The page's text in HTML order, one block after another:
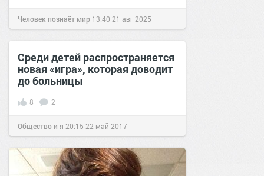
Человек познаёт мир 13:40 21 авг 2025
Среди детей распространяется
новая «игра», которая доводит
до больницы
8 2
Общество и я 20:15 22 май 2017